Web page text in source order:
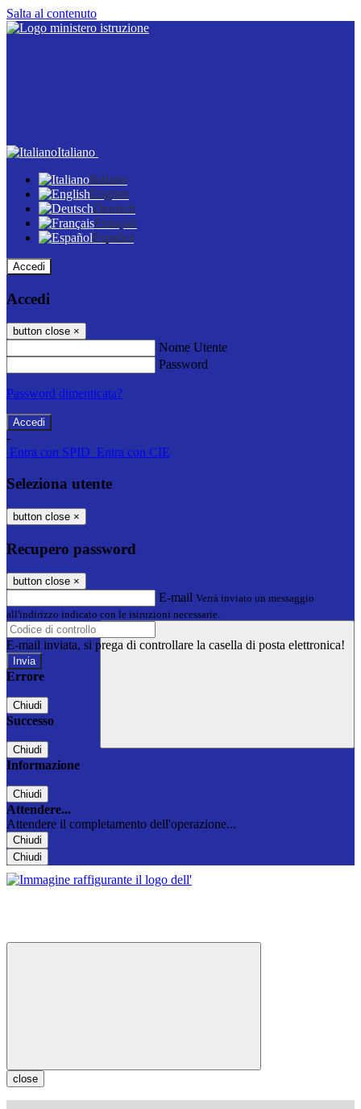
Salta al contenuto
Italiano
Italiano
English
Deutsch
Français
Español
Accedi
Accedi
button close ×
Nome Utente
Password
Password dimenticata?
-
Entra con SPID Entra con CIE
Seleziona utente
button close ×
Recupero password
button close ×
E-mail Verrà inviato un messaggio
all'indirizzo indicato con le istruzioni necessarie.
E-mail inviata, si prega di controllare la casella di posta elettronica!
Errore
Chiudi
Successo
Chiudi
Informazione
Chiudi
Attendere...
Attendere il completamento dell'operazione...
Chiudi
Chiudi
close